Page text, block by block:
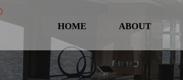
HOME
首页
ABOUT